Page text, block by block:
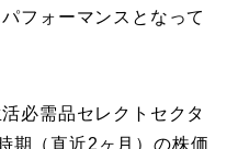
フォーマンスとなって
必需品セレクトセクタ
期（直近2ヶ月）の株価